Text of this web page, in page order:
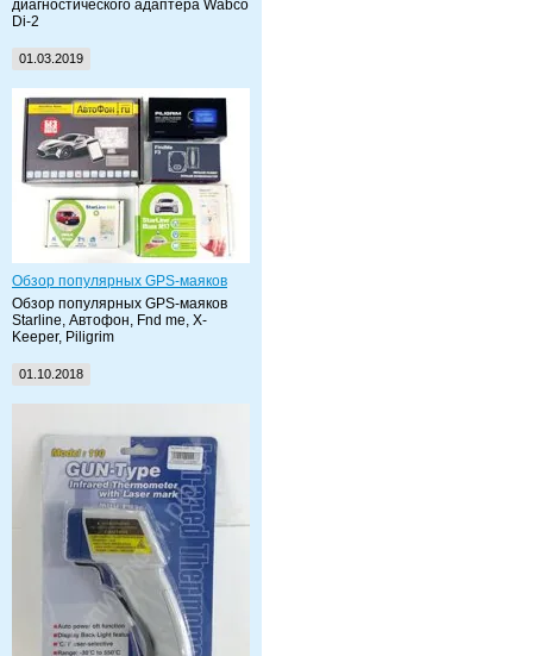
диагностического адаптера Wabco
Di-2
01.03.2019
Обзор популярных GPS-маяков
Обзор популярных GPS-маяков
Starline, Автофон, Fnd me, X-
Keeper, Piligrim
01.10.2018